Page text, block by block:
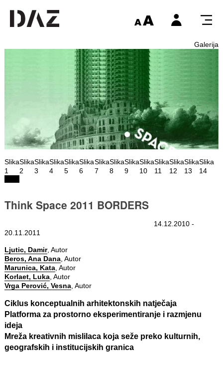
Galerija
Slika
1
Slika
2
Slika
3
Slika
4
Slika
5
Slika
6
Slika
7
Slika
8
Slika
9
Slika
10
Slika
11
Slika
12
Slika
13
Slika
14
Think Space 2011 BORDERS
14.12.2010 -
20.11.2011
Ljutic, Damir, Autor
Beros, Ana Dana, Autor
Marunica, Kata, Autor
Korlaet, Luka, Autor
Vrga Perović, Vesna, Autor
Ciklus konceptualnih arhitektonskih natječaja
Platforma za prostorno eksperimentiranje i razmjenu
ideja
Mreža kreativnih mislilaca koja seže preko kulturnih,
geografskih i institucijskih granica